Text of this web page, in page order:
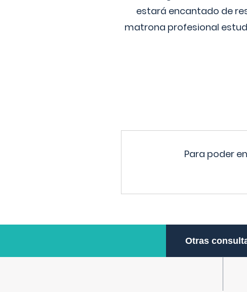
estará encantado de
matrona profesional
Para poder
Otras